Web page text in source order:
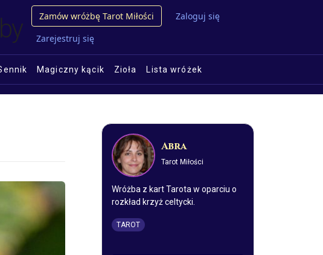
Zamów wróżbę Tarot Miłości
Zaloguj się
Zarejestruj się
Magiczny kącik Zioła Lista wróżek
Abra
Tarot Miłości
Wróżba z kart Tarota w oparciu o
rozkład krzyż celtycki.
TAROT